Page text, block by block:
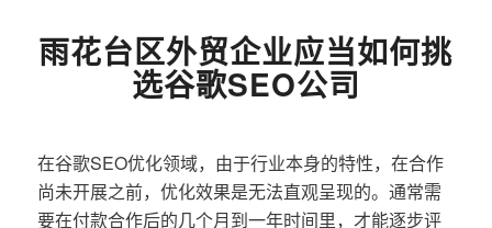
雨花台区外贸企业应当如何挑
选谷歌SEO公司
在谷歌SEO优化领域，由于行业本身的特性，在合作
尚未开展之前，优化效果是无法直观呈现的。通常需
要在付款合作后的几个月到一年时间里，才能逐步评